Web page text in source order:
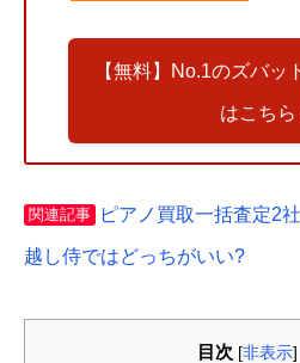
【無料】No.1のズバッ
はこちら
関連記事 ピアノ買取一括査定2
越し侍ではどっちがいい?
目次 [非表示]